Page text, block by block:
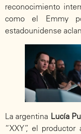
reconocimiento
como el Emmy
estadounidense
La argentina Lucía
“XXY”, el productor